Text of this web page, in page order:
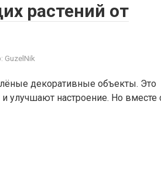
растений от
GuzelNik
декоративные объекты. Это
улучшают настроение. Но вместе